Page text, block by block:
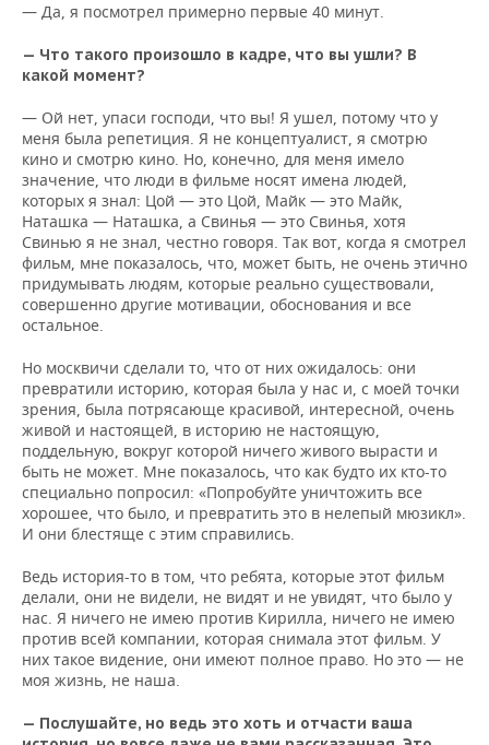
— Да, я посмотрел примерно первые 40 минут.
— Что такого произошло в кадре, что вы ушли? В
какой момент?
— Ой нет, упаси господи, что вы! Я ушел, потому что у
меня была репетиция. Я не концептуалист, я смотрю
кино и смотрю кино. Но, конечно, для меня имело
значение, что люди в фильме носят имена людей,
которых я знал: Цой — это Цой, Майк — это Майк,
Наташка — Наташка, а Свинья — это Свинья, хотя
Свинью я не знал, честно говоря. Так вот, когда я смотрел
фильм, мне показалось, что, может быть, не очень этично
придумывать людям, которые реально существовали,
совершенно другие мотивации, обоснования и все
остальное.
Но москвичи сделали то, что от них ожидалось: они
превратили историю, которая была у нас и, с моей точки
зрения, была потрясающе красивой, интересной, очень
живой и настоящей, в историю не настоящую,
поддельную, вокруг которой ничего живого вырасти и
быть не может. Мне показалось, что как будто их кто-то
специально попросил: «Попробуйте уничтожить все
хорошее, что было, и превратить это в нелепый мюзикл».
И они блестяще с этим справились.
Ведь история-то в том, что ребята, которые этот фильм
делали, они не видели, не видят и не увидят, что было у
нас. Я ничего не имею против Кирилла, ничего не имею
против всей компании, которая снимала этот фильм. У
них такое видение, они имеют полное право. Но это — не
моя жизнь, не наша.
— Послушайте, но ведь это хоть и отчасти ваша